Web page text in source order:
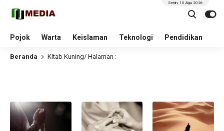
Pojok Warta Keislaman Teknologi Pendidikan
Senin, 10 Agu 2026
Beranda Kitab Kuning/ Halaman :